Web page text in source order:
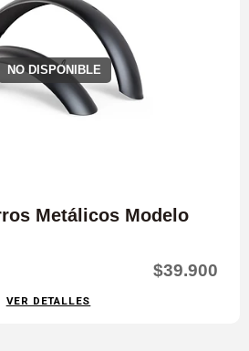
NO DISPONIBLE
Metálicos Modelo
$39.900
VER DETALLES